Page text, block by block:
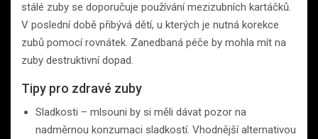
stálé zuby se doporučuje používání mezizubních kartáčků.
V poslední době přibývá dětí, u kterých je nutná korekce
zubů pomocí rovnátek. Zanedbaná péče by mohla mít na
zuby destruktivní dopad.
Tipy pro zdravé zuby
Sladkosti – mlsouni by si měli dávat pozor na
nadměrnou konzumaci sladkostí. Vhodnější alternativou